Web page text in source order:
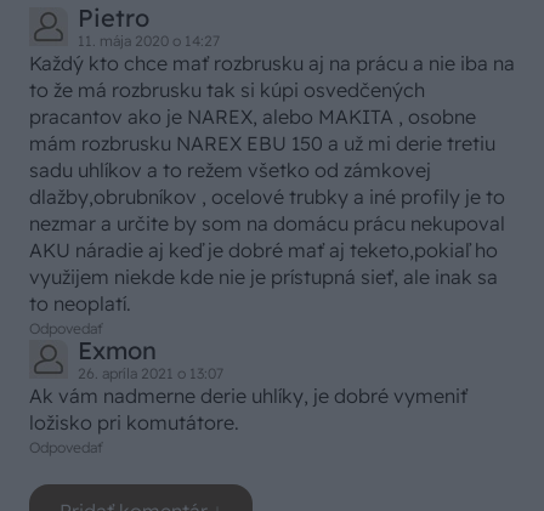
Pietro
11. mája 2020 o 14:27
Každý kto chce mať rozbrusku aj na prácu a nie iba na
to že má rozbrusku tak si kúpi osvedčených
pracantov ako je NAREX, alebo MAKITA , osobne
mám rozbrusku NAREX EBU 150 a už mi derie tretiu
sadu uhlíkov a to režem všetko od zámkovej
dlažby,obrubníkov , ocelové trubky a iné profily je to
nezmar a určite by som na domácu prácu nekupoval
AKU náradie aj keď je dobré mať aj teketo,pokiaľ ho
využijem niekde kde nie je prístupná sieť, ale inak sa
to neoplatí.
Odpovedať
Exmon
26. apríla 2021 o 13:07
Ak vám nadmerne derie uhlíky, je dobré vymeniť
ložisko pri komutátore.
Odpovedať